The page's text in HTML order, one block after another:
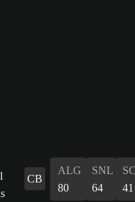
CB
ALG
80
SNL
64
41